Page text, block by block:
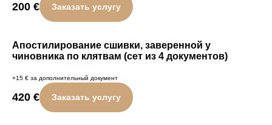
200 € Заказать услугу
Апостилирование сшивки, заверенной у
чиновника по клятвам (сет из 4 документов)
+15 € за дополнительный документ
420 € Заказать услугу